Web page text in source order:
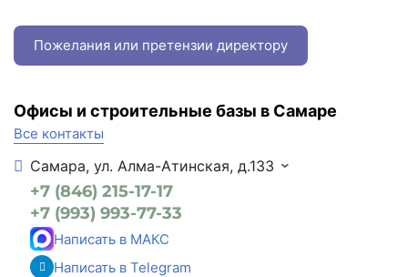
Пожелания или претензии директору
Офисы и строительные базы в Самаре
Все контакты
Самара, ул. Алма-Атинская, д.133
+7 (846) 215-17-17
+7 (993) 993-77-33
Написать в МАКС
Написать в Telegram